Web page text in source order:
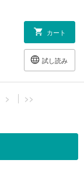
カート
試し読み
> >>